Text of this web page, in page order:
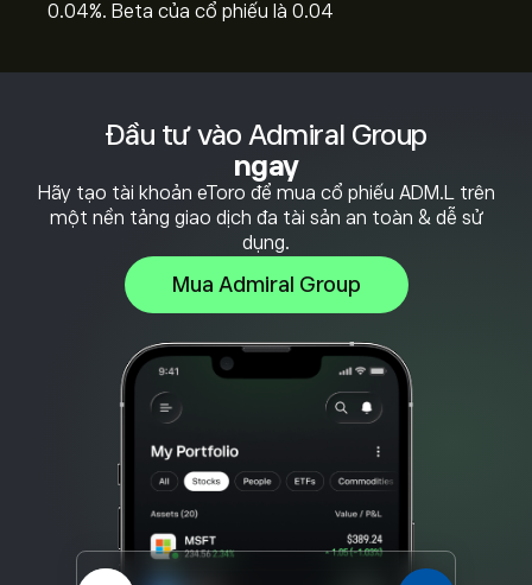
Đầu tư vào Admiral Group
ngay
Hãy tạo tài khoản eToro để mua cổ phiếu ADM.L trên
một nền tảng giao dịch đa tài sản an toàn & dễ sử
dụng.
Mua Admiral Group
0.04%. Beta của cổ phiếu là 0.04